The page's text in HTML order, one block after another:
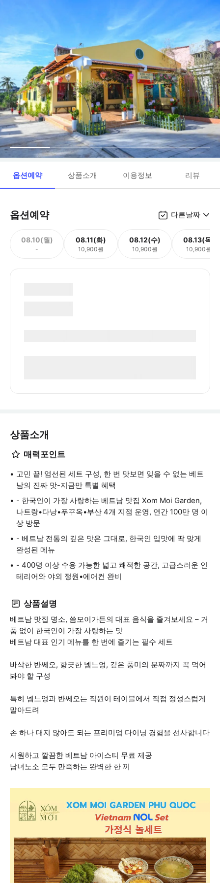
옵션예약 상품소개 이용정보 리뷰
옵션예약 다른날짜
08.10(월)
-
08.11(화)
10,900원
08.12(수)
10,900원
08.13(목)
10,900원
상품소개
매력포인트
고민 끝! 엄선된 세트 구성, 한 번 맛보면 잊을 수 없는 베트
남의 진짜 맛-지금만 특별 혜택
- 한국인이 가장 사랑하는 베트남 맛집 Xom Moi Garden,
나트랑•다낭•푸꾸옥•부산 4개 지점 운영, 연간 100만 명 이
상 방문
- 베트남 전통의 깊은 맛은 그대로, 한국인 입맛에 딱 맞게
완성된 메뉴
- 400명 이상 수용 가능한 넓고 쾌적한 공간, 고급스러운 인
테리어와 야외 정원•에어컨 완비
상품설명
베트남 맛집 명소, 씀모이가든의 대표 음식을 즐겨보세요 – 거
품 없이 한국인이 가장 사랑하는 맛
베트남 대표 인기 메뉴를 한 번에 즐기는 필수 세트
바삭한 반쎄오, 향긋한 넴느엉, 깊은 풍미의 분짜까지 꼭 먹어
봐야 할 구성
특히 넴느엉과 반쎄오는 직원이 테이블에서 직접 정성스럽게
말아드려
손 하나 대지 않아도 되는 프리미엄 다이닝 경험을 선사합니다
시원하고 깔끔한 베트남 아이스티 무료 제공
남녀노소 모두 만족하는 완벽한 한 끼